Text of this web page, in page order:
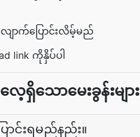
ာက်ပြောင်းလိမ့်မည်
link ကိုနှိပ်ပါ
ရှိသောမေးခွန်းများ
င်းရမည်နည်း။